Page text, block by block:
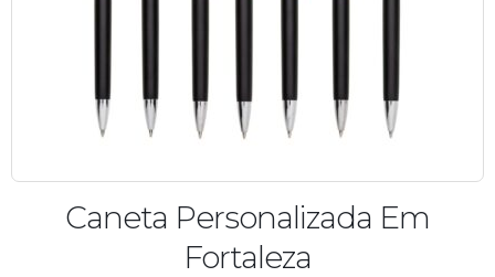
Caneta Personalizada Em
Fortaleza